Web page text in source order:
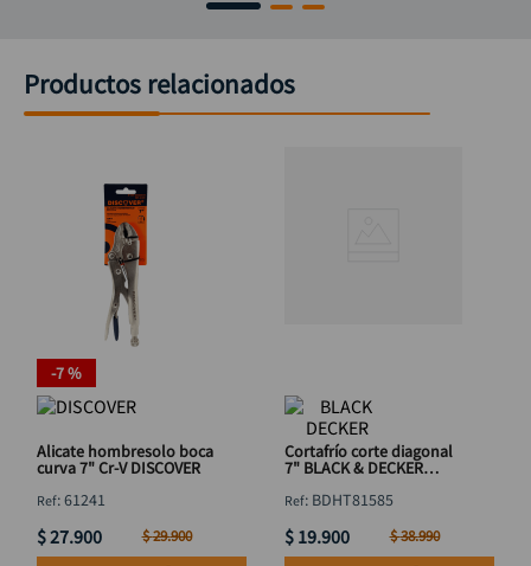
Productos relacionados
-7 %
Alicate hombresolo boca
curva 7" Cr-V DISCOVER
:61241
$27.900 $29.900
Cortafrío corte diagonal
7" BLACK & DECKER
: BDHT81585
$ 19.900 $38.990